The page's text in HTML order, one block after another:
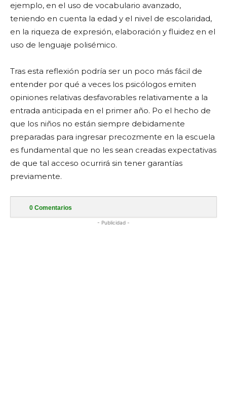
ejemplo, en el uso de vocabulario avanzado,
teniendo en cuenta la edad y el nivel de escolaridad,
en la riqueza de expresión, elaboración y fluidez en el
uso de lenguaje polisémico.
Tras esta reflexión podría ser un poco más fácil de
entender por qué a veces los psicólogos emiten
opiniones relativas desfavorables relativamente a la
entrada anticipada en el primer año. Po el hecho de
que los niños no están siempre debidamente
preparadas para ingresar precozmente en la escuela
es fundamental que no les sean creadas expectativas
de que tal acceso ocurrirá sin tener garantías
previamente.
0 Comentarios
- Publicidad -